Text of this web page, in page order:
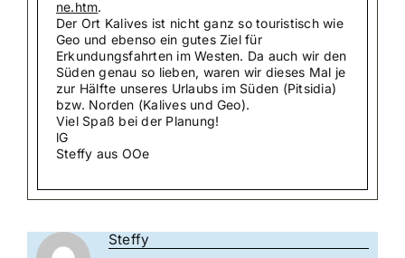
ne.htm.
Der Ort Kalives ist nicht ganz so touristisch wie
Geo und ebenso ein gutes Ziel für
Erkundungsfahrten im Westen. Da auch wir den
Süden genau so lieben, waren wir dieses Mal je
zur Hälfte unseres Urlaubs im Süden (Pitsidia)
bzw. Norden (Kalives und Geo).
Viel Spaß bei der Planung!
lG
Steffy aus OOe
Steffy